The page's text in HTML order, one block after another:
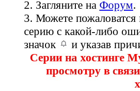
2. Загляните на Форум.
3. Можете
серию с какой-либо
значок
и указав
Серии на хостинге
просмотру в